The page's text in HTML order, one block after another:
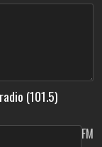
(101.5)
FM